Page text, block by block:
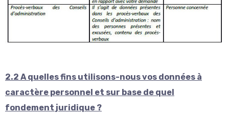
2.2 A quelles fins utilisons-nous vos données à
caractère personnel et sur base de quel
fondement juridique ?